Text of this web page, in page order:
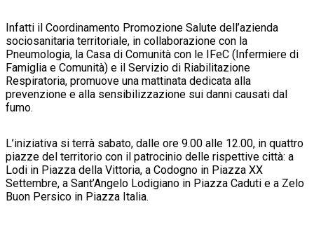
Infatti il Coordinamento Promozione Salute dell’azienda
sociosanitaria territoriale, in collaborazione con la
Pneumologia, la Casa di Comunità con le IFeC (Infermiere di
Famiglia e Comunità) e il Servizio di Riabilitazione
Respiratoria, promuove una mattinata dedicata alla
prevenzione e alla sensibilizzazione sui danni causati dal
fumo.
L’iniziativa si terrà sabato, dalle ore 9.00 alle 12.00, in quattro
piazze del territorio con il patrocinio delle rispettive città: a
Lodi in Piazza della Vittoria, a Codogno in Piazza XX
Settembre, a Sant’Angelo Lodigiano in Piazza Caduti e a Zelo
Buon Persico in Piazza Italia.